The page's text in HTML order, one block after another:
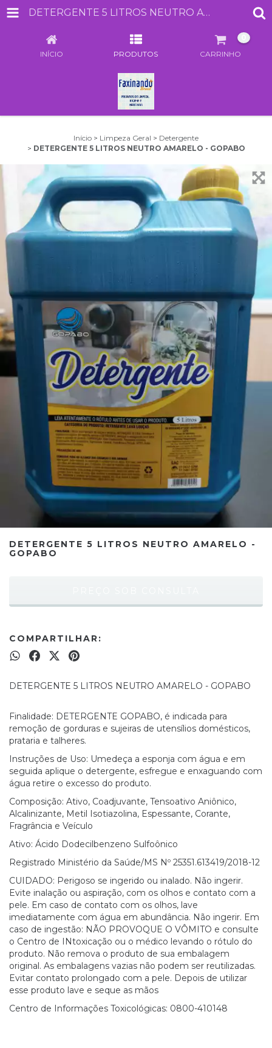
DETERGENTE 5 LITROS NEUTRO AMARELO - GOPABO
INÍCIO PRODUTOS CARRINHO
Início > Limpeza Geral > Detergente
> DETERGENTE 5 LITROS NEUTRO AMARELO - GOPABO
DETERGENTE 5 LITROS NEUTRO AMARELO -
GOPABO
COMPARTILHAR:
DETERGENTE 5 LITROS NEUTRO AMARELO - GOPABO
Finalidade: DETERGENTE GOPABO, é indicada para
remoção de gorduras e sujeiras de utensílios domésticos,
prataria e talheres.
Instruções de Uso: Umedeça a esponja com água e em
seguida aplique o detergente, esfregue e enxaguando com
água retire o excesso do produto.
Composição: Ativo, Coadjuvante, Tensoativo Aniônico,
Alcalinizante, Metil Isotiazolina, Espessante, Corante,
Fragrância e Veículo
Ativo: Ácido Dodecilbenzeno Sulfoônico
Registrado Ministério da Saúde/MS Nº 25351.613419/2018-12
CUIDADO: Perigoso se ingerido ou inalado. Não ingerir.
Evite inalação ou aspiração, com os olhos e contato com a
pele. Em caso de contato com os olhos, lave
imediatamente com água em abundância. Não ingerir. Em
caso de ingestão: NÃO PROVOQUE O VÔMITO e consulte
o Centro de INtoxicação ou o médico levando o rótulo do
produto. Não remova o produto de sua embalagem
original. As embalagens vazias não podem ser reutilizadas.
Evitar contato prolongado com a pele. Depois de utilizar
esse produto lave e seque as mãos
Centro de Informações Toxicológicas: 0800-410148